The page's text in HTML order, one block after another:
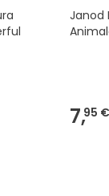
Janod
7,95 €